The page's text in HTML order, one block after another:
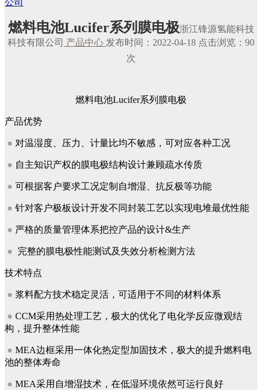
公司
燃料电池Lucifer系列膜电极浙江锋源氢能科技
科技有限公司 产品中心 发布时间：2022-04-18 点击浏览：90
次
燃料电池Lucifer系列膜电极
产品优势
● 对温湿度、压力、计量比均不敏感，可对应各种工况
● 自主知识产权的膜电极结构设计兼顾疏水传质
● 可根据客户要求工况定制自增湿、抗反极等功能
● 针对客户极板设计开发不同封装工艺以实现电堆最优性能
● 严格的质量管理体系把控产品的设计&生产
● 完整的膜电极性能测试及失效分析检测方法
技术特点
● 浆料配方技术稳定灵活，可适用于不同的材料体系
● CCM采用热处理工艺，极大的优化了电化学反应微观结
构，提升整体性能
● MEA边框采用一体化热定型加固技术，极大的提升燃料电
池的整体寿命
● MEA采用自增湿技术，在低湿环境依然可运行良好